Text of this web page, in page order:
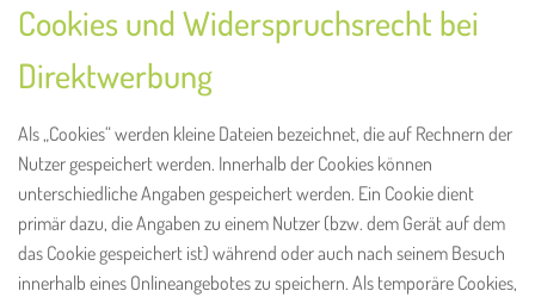
Cookies und Widerspruchsrecht bei
Direktwerbung
Als „Cookies“ werden kleine Dateien bezeichnet, die auf Rechnern der
Nutzer gespeichert werden. Innerhalb der Cookies können
unterschiedliche Angaben gespeichert werden. Ein Cookie dient
primär dazu, die Angaben zu einem Nutzer (bzw. dem Gerät auf dem
das Cookie gespeichert ist) während oder auch nach seinem Besuch
innerhalb eines Onlineangebotes zu speichern. Als temporäre Cookies,